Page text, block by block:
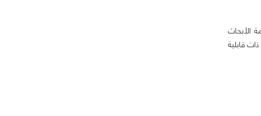
الأبحاث
قابلية